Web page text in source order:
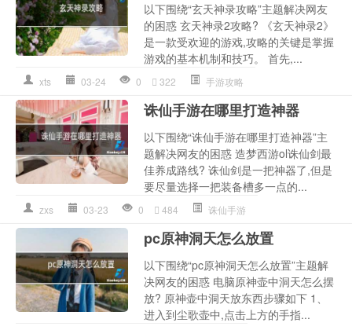
以下围绕“玄天神录攻略”主题解决网友
的困惑 玄天神录2攻略? 《玄天神录2》
是一款受欢迎的游戏,攻略的关键是掌握
游戏的基本机制和技巧。 首先,...
xts 03-24 0 322 手游攻略
诛仙手游在哪里打造神器
以下围绕“诛仙手游在哪里打造神器”主
题解决网友的困惑 造梦西游ol诛仙剑最
佳养成路线? 诛仙剑是一把神器了,但是
要尽量选择一把装备槽多一点的...
zxs 03-23 0 484 诛仙手游
pc原神洞天怎么放置
以下围绕“pc原神洞天怎么放置”主题解
决网友的困惑 电脑原神壶中洞天怎么摆
放? 原神壶中洞天放东西步骤如下 1、
进入到尘歌壶中,点击上方的手指...